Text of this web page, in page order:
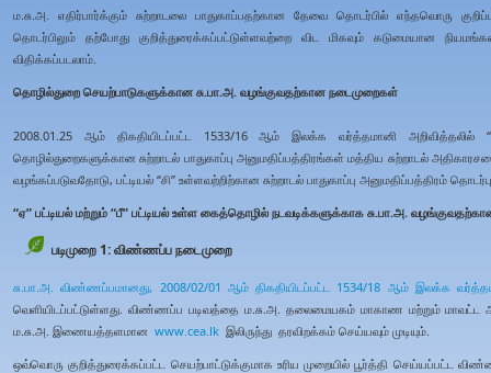
ம.சு.அ. எதிர்பார்க்கும் சுற்றாடலை பாதுகாப்பதற்கான தேவை தொடர்பில் எந்தவொரு
தொடர்பிலும் தற்போது குறித்துரைக்கப்பட்டுள்ளவற்றை விட மிகவும் கடுமையான
விதிக்கப்படலாம்.
தொழில்துறை செயற்பாடுகளுக்கான சு.பா.அ. வழங்குவதற்கான நடைமுறைகள்
2008.01.25 ஆம் திகதியிடப்பட்ட 1533/16 ஆம் இலக்க வர்த்தமானி அறிவித்தலில்
தொழில்துறைகளுக்கான சுற்றாடல் பாதுகாப்பு அனுமதிப்பத்திரங்கள் மத்திய சுற்றாடல்
வழங்கப்படுவதோடு, பட்டியல் “சி” உள்ளவற்றிற்கான சுற்றாடல் பாதுகாப்பு அனுமதிப்பத்திரம்
“ஏ” பட்டியல் மற்றும் “பீ” பட்டியல் உள்ள கைத்தொழில் நடவடிக்களுக்காக சு.பா.அ.
படிமுறை 1: விண்ணப்ப நடைமுறை
சு.பா.அ. விண்ணப்பமானது, 2008/02/01 ஆம் திகதியிடப்பட்ட 1534/18 ஆம் இலக்க
வெளியிடப்பட்டுள்ளது. விண்ணப்ப படிவத்தை ம.சு.அ. தலைமையகம் மாகாண மற்றும் மாவட்ட
ம.சு.அ. இணையத்தளமான www.cea.lk இலிருந்து தரவிறக்கம் செய்யவும் முடியும்.
ஒவ்வொரு குறித்துரைக்கப்பட்ட செயற்பாட்டுக்குமாக உரிய முறையில் பூர்த்தி செய்யப்பட்ட